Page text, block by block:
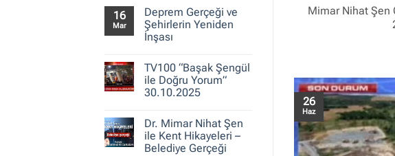
16
Mar
Deprem Gerçeği ve
Şehirlerin Yeniden
İnşası
Deprem
Gerçeği
ve
Şehirlerin
TV100 “Başak Şengül
ile Doğru Yorum”
30.10.2025
TV100
“Başak
Şengül
ile
Dr. Mimar Nihat Şen
ile Kent Hikayeleri –
Belediye Gerçeği
Mimar Nihat Şen
26
Haz